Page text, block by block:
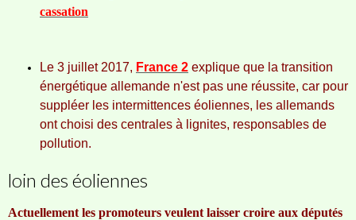
cassation
Le 3 juillet 2017, France 2 explique que la transition
énergétique allemande n'est pas une réussite, car pour
suppléer les intermittences éoliennes, les allemands
ont choisi des centrales à lignites, responsables de
pollution.
loin des éoliennes
Actuellement les promoteurs veulent laisser croire aux députés